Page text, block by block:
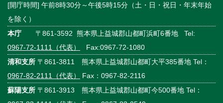
[開庁時間] 午前8時30分～午後5時15分（土・日・祝日・年末年始
を除く）
本庁 〒861-3592 熊本県上益城郡山都町浜町6番地 Tel:
0967-72-1111（代表）
Fax:0967-72-1080
清和支所 〒861-3811 熊本県上益城郡山都町大平385番地 Tel：
0967-82-2111（代表）
Fax：0967-82-2116
蘇陽支所 〒861-3913 熊本県上益城郡山都町今500番地 Tel：